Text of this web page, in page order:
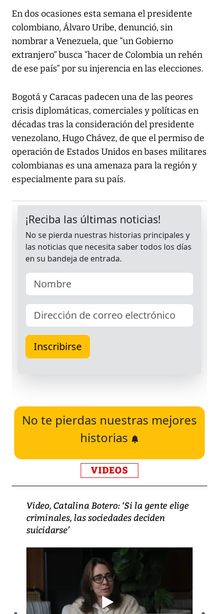
En dos ocasiones esta semana el presidente
colombiano, Álvaro Uribe, denunció, sin
nombrar a Venezuela, que “un Gobierno
extranjero” busca “hacer de Colombia un rehén
de ese país” por su injerencia en las elecciones.
Bogotá y Caracas padecen una de las peores
crisis diplomáticas, comerciales y políticas en
décadas tras la consideración del presidente
venezolano, Hugo Chávez, de que el permiso de
operación de Estados Unidos en bases militares
colombianas es una amenaza para la región y
especialmente para su país.
No te pierdas nuestras mejores
historias
VIDEOS
Video, Catalina Botero: ‘Si la gente elige
criminales, las sociedades deciden
suicidarse’